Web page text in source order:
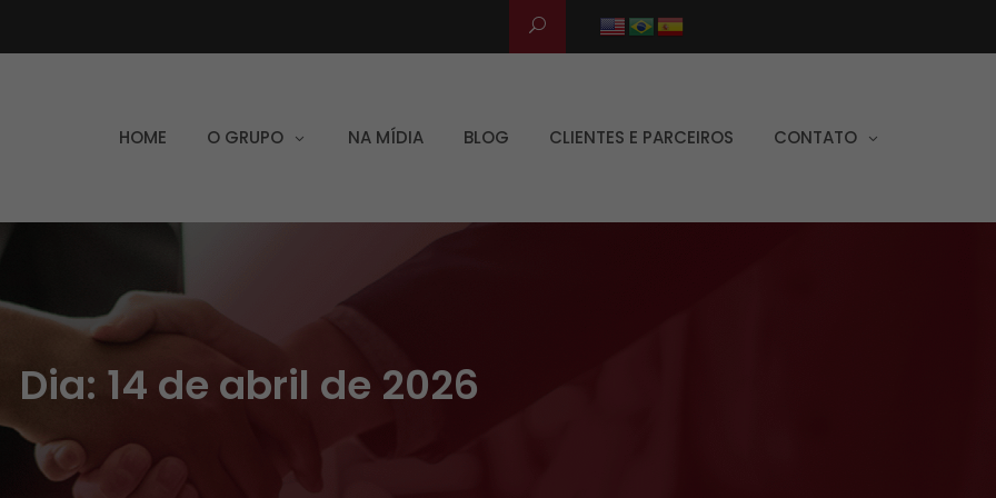
HOME O GRUPO NA MÍDIA BLOG CLIENTES E PARCEIROS CONTATO
Dia: 14 de abril de 2026